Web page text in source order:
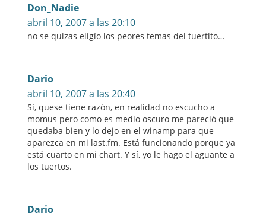
Don_Nadie
abril 10, 2007 a las 20:10
no se quizas eligío los peores temas del tuertito…
Dario
abril 10, 2007 a las 20:40
Sí, quese tiene razón, en realidad no escucho a
momus pero como es medio oscuro me pareció que
quedaba bien y lo dejo en el winamp para que
aparezca en mi last.fm. Está funcionando porque ya
está cuarto en mi chart. Y sí, yo le hago el aguante a
los tuertos.
Dario